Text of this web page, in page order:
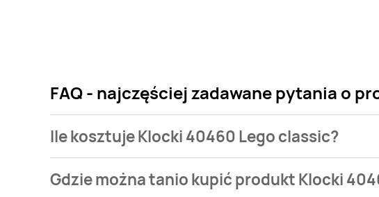
FAQ - najczęściej zadawane pytania o
Ile kosztuje Klocki 40460 Lego classic?
Lego classic kosztuje od 39,99 zł do 56,99 zł.
Gdzie można tanio kupić produkt Klocki